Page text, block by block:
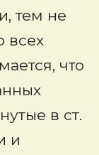
тем не
всех
что
в ст.
и